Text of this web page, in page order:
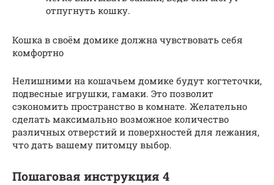
отпугнуть кошку.
Кошка в своём домике должна чувствовать себя
комфортно
Нелишними на кошачьем домике будут когтеточки,
подвесные игрушки, гамаки. Это позволит
сэкономить пространство в комнате. Желательно
сделать максимально возможное количество
различных отверстий и поверхностей для лежания,
что дать вашему питомцу выбор.
Пошаговая инструкция 4